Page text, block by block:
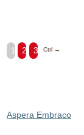
1 2 3 Ctrl →
Aspera Embraco